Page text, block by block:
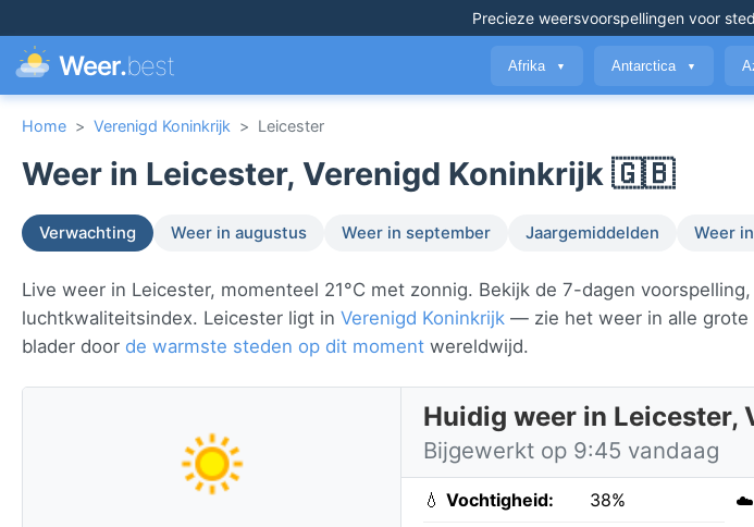
Precieze weersvoorspellingen voor
Weer.best Afrika ▼ Antarctica ▼
Home > Verenigd Koninkrijk > Leicester
Weer in Leicester, Verenigd Koninkrijk 🇬🇧
Verwachting Weer in augustus Weer in september Jaargemiddelden Weer
Live weer in Leicester, momenteel 21°C met zonnig. Bekijk de 7-dagen
luchtkwaliteitsindex. Leicester ligt in Verenigd Koninkrijk — zie het weer in alle grote
blader door de warmste steden op dit moment wereldwijd.
Huidig weer in Leicester,
Bijgewerkt op 9:45 vandaag
💧 Vochtigheid: 38% ☁️